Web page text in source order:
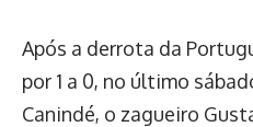
Após a derrota da
por 1 a 0, no último
Canindé, o zagueiro